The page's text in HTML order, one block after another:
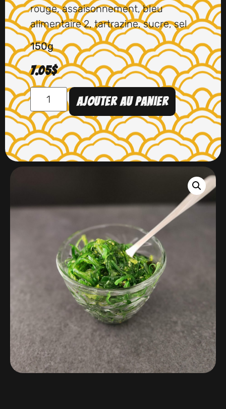
rouge, assaisonnement,bleu
alimentaire 2, tartrazine, sucre, sel
150g
7.05$
Ajouter au panier